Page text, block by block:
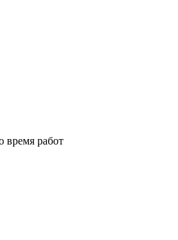
время работ